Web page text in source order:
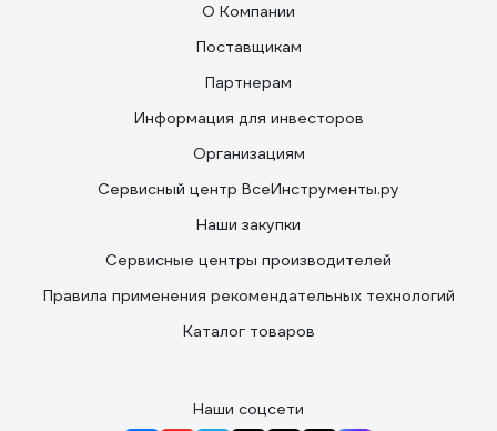
О Компании
Поставщикам
Партнерам
Информация для инвесторов
Организациям
Сервисный центр ВсеИнструменты.ру
Наши закупки
Сервисные центры производителей
Правила применения рекомендательных технологий
Каталог товаров
Наши соцсети